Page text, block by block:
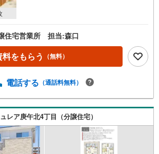
住宅営業所 担当:森口
料をもらう （無料）
電話する （通話料無料）
レア庚午北4丁目（分譲住宅）